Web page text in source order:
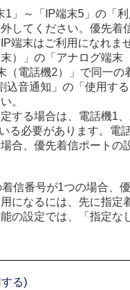
1」～「IP端末5」の「
してください。優先着
端末はご利用になれま
）」の「アナログ端末
（電話機2）」で同一の
込音通知」の「使用す
。
する場合は、電話機1
る必要があります。電
合、優先着信ポートの
信番号が1つの場合、
になるには、先に指定
の設定では、「指定な
る)